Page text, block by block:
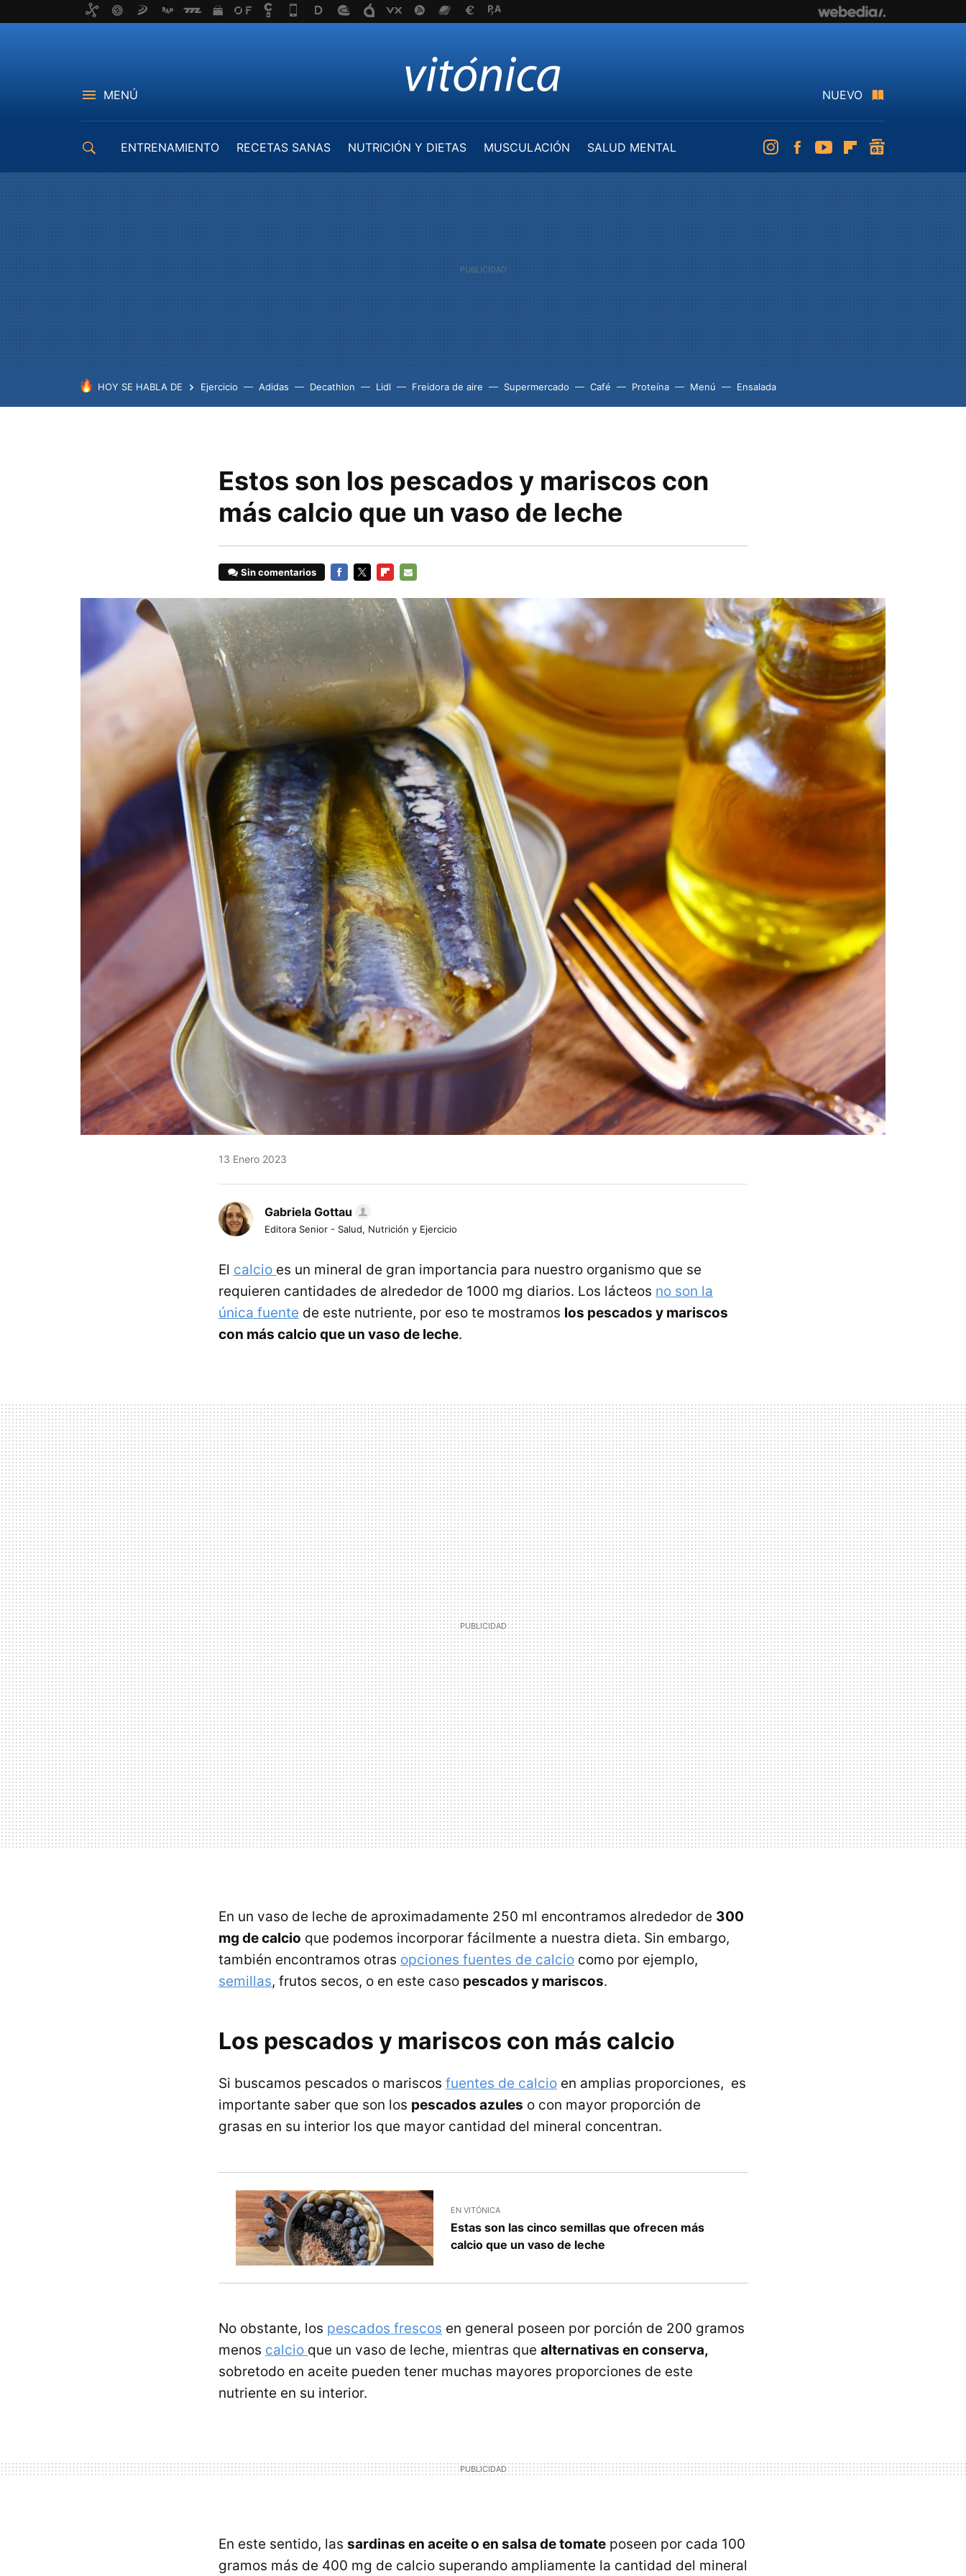
MENÚ NUEVO
ENTRENAMIENTO RECETAS SANAS NUTRICIÓN Y DIETAS MUSCULACIÓN
SALUD MENTAL
InstagramFacebookYoutubeFlipboard
HOY SE HABLA DE Ejercicio Adidas Decathlon Lidl Freidora de aire Supermercado Café Proteína Menú Ensalada
Estos son los pescados y mariscos con
más calcio que un vaso de leche
Sin comentarios
MAIL
13 Enero 2023
Gabriela Gottau
Editora Senior - Salud, Nutrición y Ejercicio
El calcio es un mineral de gran importancia para nuestro organismo que se
requieren cantidades de alrededor de 1000 mg diarios. Los lácteos no son la
única fuente de este nutriente, por eso te mostramos los pescados y mariscos
con más calcio que un vaso de leche.
En un vaso de leche de aproximadamente 250 ml encontramos alrededor de 300
mg de calcio que podemos incorporar fácilmente a nuestra dieta. Sin embargo,
también encontramos otras opciones fuentes de calcio como por ejemplo,
semillas, frutos secos, o en este caso pescados y mariscos.
Los pescados y mariscos con más calcio
Si buscamos pescados o mariscos fuentes de calcio en amplias proporciones, es
importante saber que son los pescados azules o con mayor proporción de
grasas en su interior los que mayor cantidad del mineral concentran.
EN VITÓNICA
Estas son las cinco semillas que ofrecen más
calcio que un vaso de leche
No obstante, los pescados frescos en general poseen por porción de 200 gramos
menos calcio que un vaso de leche, mientras que alternativas en conserva,
sobretodo en aceite pueden tener muchas mayores proporciones de este
nutriente en su interior.
En este sentido, las sardinas en aceite o en salsa de tomate poseen por cada 100
gramos más de 400 mg de calcio superando ampliamente la cantidad del mineral